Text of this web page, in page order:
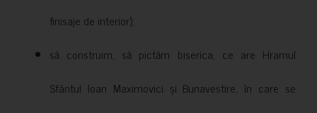
finisaje de interior);
să construim, să pictăm biserica, ce are Hramul
Sfântul Ioan Maximovici și Bunavestire, în care se